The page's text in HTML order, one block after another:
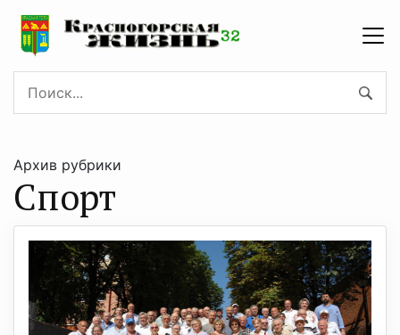
Архив рубрики
Спорт